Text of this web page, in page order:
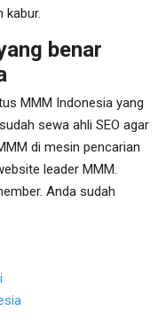
kabur.
benar
MMM Indonesia yang
sewa ahli SEO agar
di mesin pencarian
leader MMM.
Anda sudah